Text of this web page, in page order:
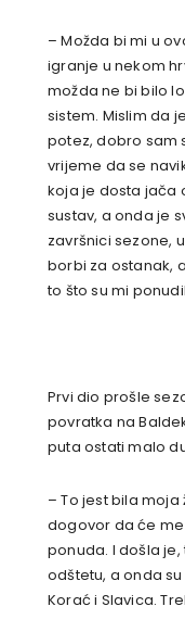
– Možda bi mi u
igranje u nekom
možda ne bi bilo
sistem. Mislim da
potez, dobro sam
vrijeme da se
koja je dosta jača
sustav, a onda je
završnici sezone,
borbi za ostanak,
to što su mi
Prvi dio prošle
povratka na
puta ostati malo
– To jest bila
dogovor da će
ponuda. I došla
odštetu, a onda
Korać i Slavica.